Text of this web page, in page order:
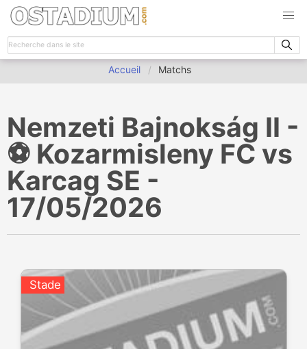
Accueil Matchs
Nemzeti Bajnokság II -
⚽️ Kozarmisleny FC vs
Karcag SE -
17/05/2026
Stade